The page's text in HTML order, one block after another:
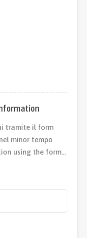
tramite il form
minor tempo
using the form…